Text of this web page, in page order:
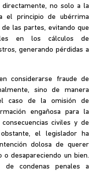
directamente, no solo a la
el principio de ubérrima
las partes, evitando que
en los cálculos de
generando pérdidas a
considerarse fraude de
sino de manera
caso de la omisión de
engañosa para la
civiles y de
el legislador ha
dolosa de querer
o desapareciendo un bien.
de condenas penales a